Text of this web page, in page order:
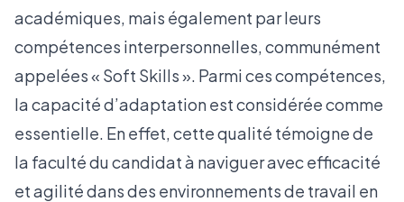
académiques, mais également par leurs
compétences interpersonnelles, communément
appelées« Soft Skills ». Parmi ces compétences,
la capacité d’adaptation est considérée comme
essentielle. En effet, cette qualité témoigne de
la faculté du candidat à naviguer avec efficacité
et agilité dans des environnements de travail en